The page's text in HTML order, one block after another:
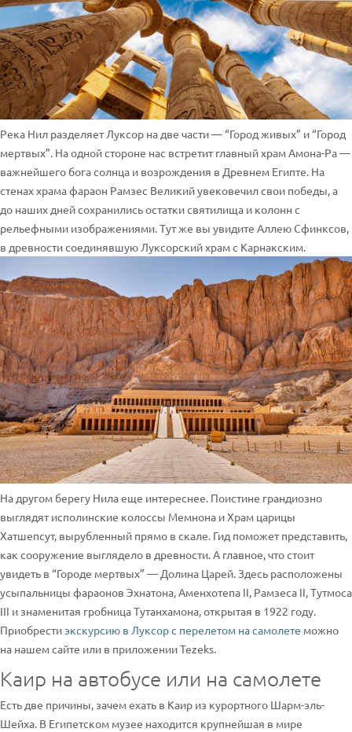
Река Нил разделяет Луксор на две части — “Город живых” и “Город
мертвых”. На одной стороне нас встретит главный храм Амона-Ра —
важнейшего бога солнца и возрождения в Древнем Египте. На
стенах храма фараон Рамзес Великий увековечил свои победы, а
до наших дней сохранились остатки святилища и колонн с
рельефными изображениями. Тут же вы увидите Аллею Сфинксов,
в древности соединявшую Луксорский храм с Карнакским.
На другом берегу Нила еще интереснее. Поистине грандиозно
выглядят исполинские колоссы Мемнона и Храм царицы
Хатшепсут, вырубленный прямо в скале. Гид поможет представить,
как сооружение выглядело в древности. А главное, что стоит
увидеть в “Городе мертвых” — Долина Царей. Здесь расположены
усыпальницы фараонов Эхнатона, Аменхотепа II, Рамзеса II, Тутмоса
III и знаменитая гробница Тутанхамона, открытая в 1922 году.
Приобрестиэкскурсию в Луксор с перелетом на самолете можно
на нашем сайте или в приложении Tezeks.
Каир на автобусе или на самолете
Есть две причины, зачем ехать в Каир из курортного Шарм-эль-
Шейха. В Египетском музее находится крупнейшая в мире